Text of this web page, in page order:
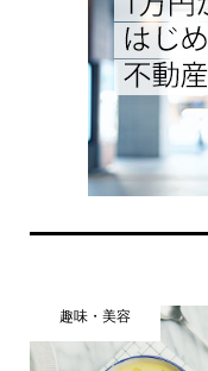
趣味・美容